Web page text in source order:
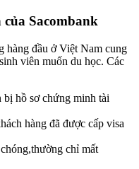
Sacombank
hàng đầu ở Việt Nam cung
viên muốn du học. Các
hồ sơ chứng minh tài
hàng đã được cấp visa
chỉ mất